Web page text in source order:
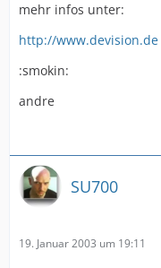
mehr infos unter:
http://www.devision.de
:smokin:
andre
SU700
19. Januar 2003 um 19:11